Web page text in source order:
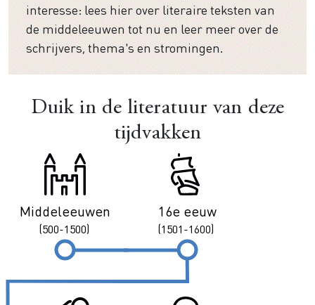
interesse: lees hier over literaire teksten van
de middeleeuwen tot nu en leer meer over de
schrijvers, thema's en stromingen.
Duik in de literatuur van deze
tijdvakken
Middeleeuwen
(500-1500)
16e eeuw
(1501-1600)